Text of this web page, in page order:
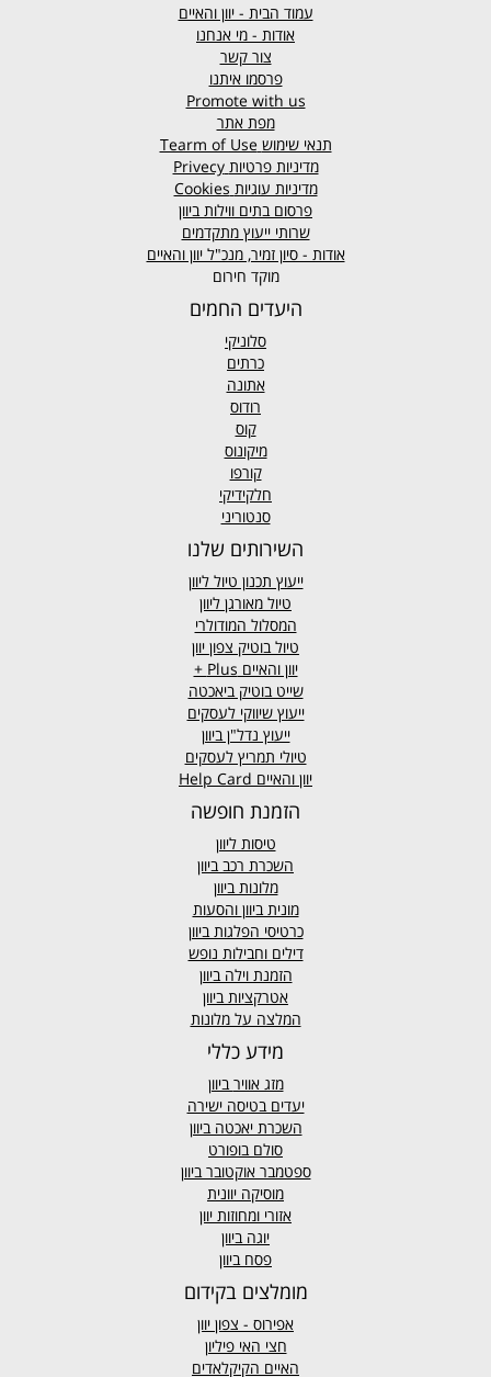
עמוד הבית - יוון והאיים
אודות - מי אנחנו
צור קשר
פרסמו איתנו
Promote with us
מפת אתר
תנאי שימוש
מדיניות פרטיות Privecy
מדיניות עוגיות Cookies
פרסום בתים ווילות ביוון
שרותי ייעוץ מתקדמים
אודות - סיון זמיר, מנכ"ל יוון והאיים
מוקד חירום
היעדים החמים
סלוניקי
כרתים
אתונה
רודוס
קוס
מיקונוס
קורפו
חלקידיקי
סנטוריני
השירותים שלנו
ייעוץ תכנון טיול ליוון
טיול מאורגן ליוון
המסלול המודולרי
טיול בוטיק צפון יוון
יוון והאיים Plus +
שייט בוטיק ביאכטה
ייעוץ שיווקי לעסקים
ייעוץ נדל"ן ביוון
טיולי תמריץ לעסקים
יוון והאיים Help Card
הזמנת חופשה
טיסות ליוון
השכרת רכב ביוון
מלונות ביוון
מונית ביוון והסעות
כרטיסי הפלגות ביוון
דילים וחבילות נופש
הזמנת וילה ביוון
אטרקציות ביוון
המלצה על מלונות
מידע כללי
מזג אווירביוון
יעדים בטיסה ישירה
השכרת יאכטה ביוון
סולם בופורט
ספטמבר אוקטובר ביוון
מוסיקה יוונית
אזורי ומחוזות יוון
יוגה ביוון
פסח ביוון
מומלצים בקידום
אפירוס - צפון יוון
חצי האי פיליון
האיים הקיקלאדים